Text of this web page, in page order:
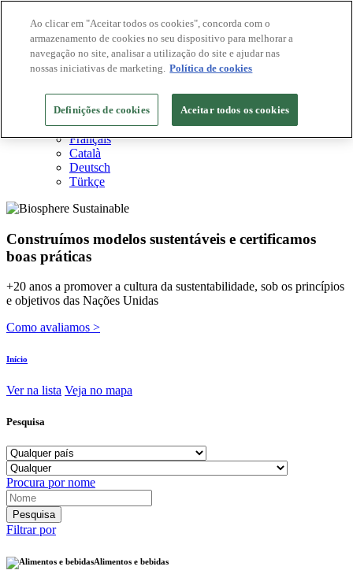
Destinos Biosphere
Empresas Biosphere
Como avaliamos
PT
English
Español
Français
Català
Deutsch
Türkçe
Construímos modelos sustentáveis ​​e certificamos
boas práticas
+20 anos a promover a cultura da sustentabilidade, sob os princípios
e objetivos das Nações Unidas
Como avaliamos >
Início
Ver na lista Veja no mapa
Pesquisa
Procura por nome
Filtrar por
Alimentos e bebidas
Ao clicar em "Aceitar todos os cookies", concorda com o
armazenamento de cookies no seu dispositivo para melhorar a
navegação no site, analisar a utilização do site e ajudar nas
nossas iniciativas de marketing. Política de cookies
Definições de cookies Aceitar todos os cookies